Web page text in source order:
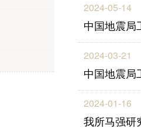
2024-05-14
中国地震局
2024-03-21
中国地震局
2024-01-16
我所马强研